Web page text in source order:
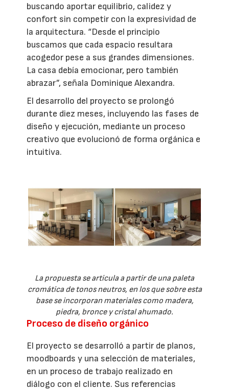
buscando aportar equilibrio, calidez y
confort sin competir con la expresividad de
la arquitectura. “Desde el principio
buscamos que cada espacio resultara
acogedor pese a sus grandes dimensiones.
La casa debía emocionar, pero también
abrazar”, señala Dominique Alexandra.
El desarrollo del proyecto se prolongó
durante diez meses, incluyendo las fases de
diseño y ejecución, mediante un proceso
creativo que evolucionó de forma orgánica e
intuitiva.
La propuesta se articula a partir de una paleta
cromática de tonos neutros, en los que sobre esta
base se incorporan materiales como madera,
piedra, bronce y cristal ahumado.
Proceso de diseño orgánico
El proyecto se desarrolló a partir de planos,
moodboards y una selección de materiales,
en un proceso de trabajo realizado en
diálogo con el cliente. Sus referencias